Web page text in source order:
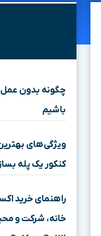
چگونه بدون
باشیم
ویژگی‌های
کنکور یک پله
راهنمای خرید